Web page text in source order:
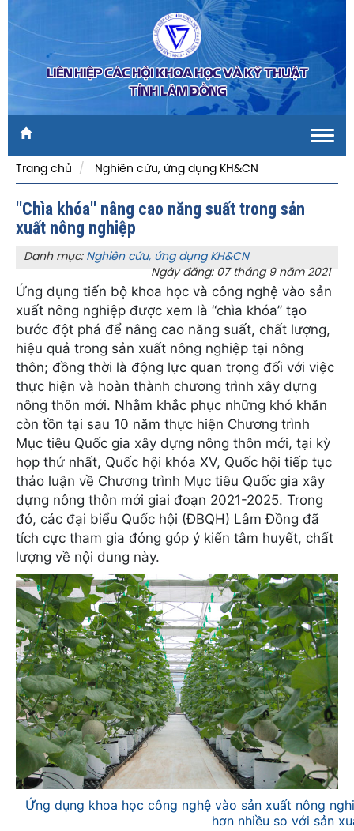
LIÊN HIỆP CÁC HỘI KHOA HỌC VÀ KỸ THUẬT
TỈNH LÂM ĐỒNG
Trang chủ
Nghiên cứu, ứng dụng KH&CN
''Chìa khóa'' nâng cao năng suất trong sản
xuất nông nghiệp
Danh mục: Nghiên cứu, ứng dụng KH&CN
Ngày đăng: 07 tháng 9 năm 2021
Ứng dụng tiến bộ khoa học và công nghệ vào sản
xuất nông nghiệp được xem là “chìa khóa” tạo
bước đột phá để nâng cao năng suất, chất lượng,
hiệu quả trong sản xuất nông nghiệp tại nông
thôn; đồng thời là động lực quan trọng đối với việc
thực hiện và hoàn thành chương trình xây dựng
nông thôn mới. Nhằm khắc phục những khó khăn
còn tồn tại sau 10 năm thực hiện Chương trình
Mục tiêu Quốc gia xây dựng nông thôn mới, tại kỳ
họp thứ nhất, Quốc hội khóa XV, Quốc hội tiếp tục
thảo luận về Chương trình Mục tiêu Quốc gia xây
dựng nông thôn mới giai đoạn 2021-2025. Trong
đó, các đại biểu Quốc hội (ĐBQH) Lâm Đồng đã
tích cực tham gia đóng góp ý kiến tâm huyết, chất
lượng về nội dung này.
Ứng dụng khoa học công nghệ vào sản xuất nông
hơn nhiều so với sản